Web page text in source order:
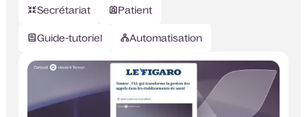
Secrétariat Patient
Guide-tutoriel Automatisation